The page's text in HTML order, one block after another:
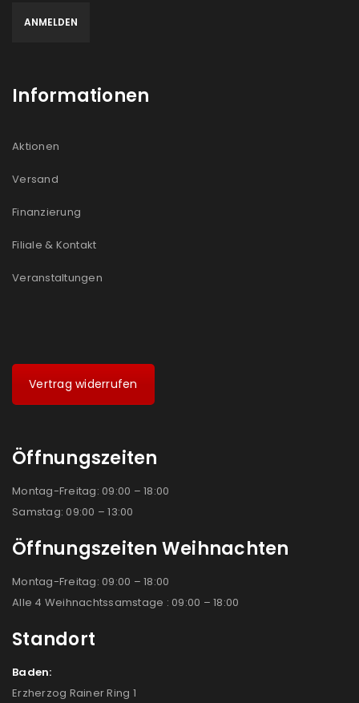
Informationen
Aktionen
Versand
Finanzierung
Filiale & Kontakt
Veranstaltungen
Vertrag widerrufen
Öffnungszeiten
Montag-Freitag: 09:00 – 18:00
Samstag: 09:00 – 13:00
Öffnungszeiten Weihnachten
Montag-Freitag: 09:00 – 18:00
Alle 4 Weihnachtssamstage : 09:00 – 18:00
Standort
Baden:
Erzherzog Rainer Ring 1